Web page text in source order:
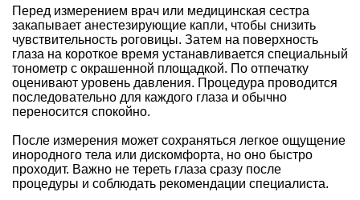
Перед измерением врач или медицинская сестра
закапывает анестезирующие капли, чтобы снизить
чувствительность роговицы. Затем на поверхность
глаза на короткое время устанавливается специальный
тонометр с окрашенной площадкой. По отпечатку
оценивают уровень давления. Процедура проводится
последовательно для каждого глаза и обычно
переносится спокойно.
После измерения может сохраняться легкое ощущение
инородного тела или дискомфорта, но оно быстро
проходит. Важно не тереть глаза сразу после
процедуры и соблюдать рекомендации специалиста.